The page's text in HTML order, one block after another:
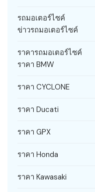
รถมอเตอร์ไซค์
ข่าวรถมอเตอร์ไซค์
ราคารถมอเตอร์ไซค์
ราคา BMW
ราคา CYCLONE
ราคา Ducati
ราคา GPX
ราคา Honda
ราคา Kawasaki